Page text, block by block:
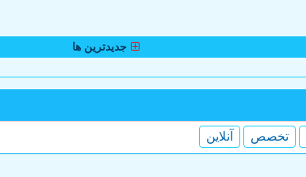
جدیدترین ها
تخصص آنلاین